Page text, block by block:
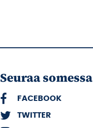
Seuraa somessa
FACEBOOK
TWITTER